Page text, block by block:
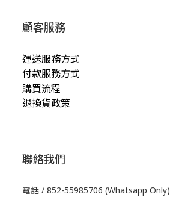
顧客服務
運送服務方式
付款服務方式
購買流程
退換貨政策
聯絡我們
電話 / 852-55985706 (Whatsapp Only)